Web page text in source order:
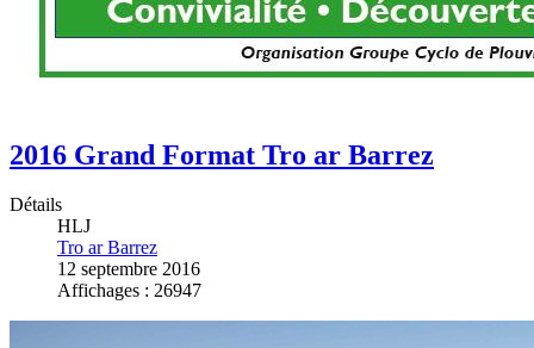
2016 Grand Format Tro ar Barrez
Détails
HLJ
Tro ar Barrez
12 septembre 2016
Affichages : 26947